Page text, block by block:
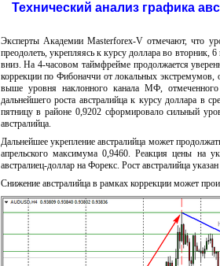
Технический анализ графика
Эксперты Академии Masterforex-V отмечают, что
преодолеть, укрепляясь к курсу доллара во
вниз. На 4-часовом таймфрейме продолжается
коррекции по Фибоначчи от локальных
выше уровня наклонного канала МФ,
дальнейшего роста австралийца к курсу доллара в
пятницу в районе 0,9202 сформировало сильный
австралийца.
Дальнейшее укрепление австралийца может
апрельского максимума 0,9460. Реакция цены на
австралиец-доллар на Форекс. Рост австралийца
Снижение австралийца в рамках коррекции может